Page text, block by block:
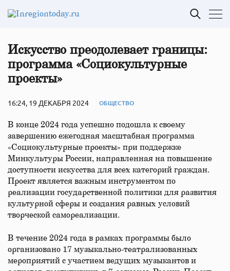
Искусство преодолевает границы:
программа «Социокультурные
проекты»
16:24, 19 ДЕКАБРЯ 2024 ОБЩЕСТВО
В конце 2024 года успешно подошла к своему
завершению ежегодная масштабная программа
«Социокультурные проекты» при поддержке
Минкультуры России, направленная на повышение
доступности искусства для всех категорий граждан.
Проект является важным инструментом по
реализации государственной политики для развития
культурной сферы и создания равных условий
творческой самореализации.
В течение 2024 года в рамках программы было
организовано 17 музыкально-театрализованных
мероприятий с участием ведущих музыкантов и